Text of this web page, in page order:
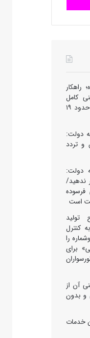
راهکار
کامل
فرسوده‌ها با تولید ۶۰۰ هزار دستگاه در سال حدود ۱۹
دولت:
تردد
دولت:
ندهید/
فرسوده
است
تولید
کنترل
را
برای
آن از
و بدون
خدمات